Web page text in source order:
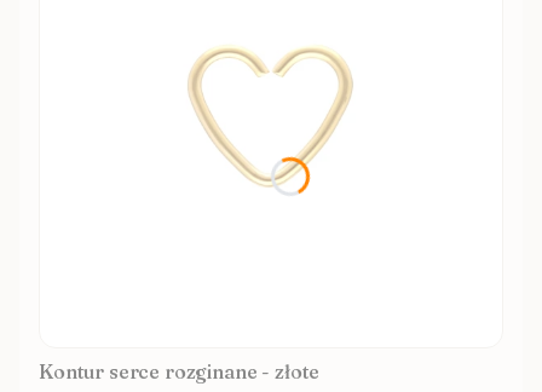
Kontur serce rozginane - złote